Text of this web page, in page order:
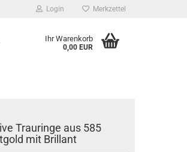
Login Merkzettel
Ihr Warenkorb
0,00 EUR
Trauringe aus 585
mit Brillant